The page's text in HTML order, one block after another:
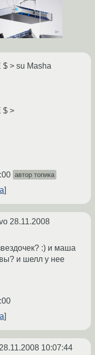
$ > su Masha
$ >
автор топика
28.11.2008
:) и маша
и шелл у нее
10:07:44